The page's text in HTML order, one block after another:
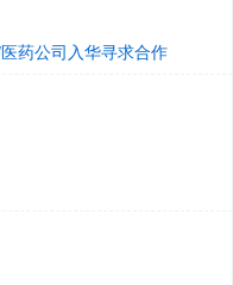
药公司入华寻求合作